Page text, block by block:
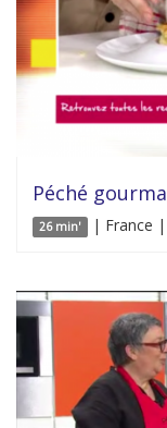
Péché
26 min' | France |